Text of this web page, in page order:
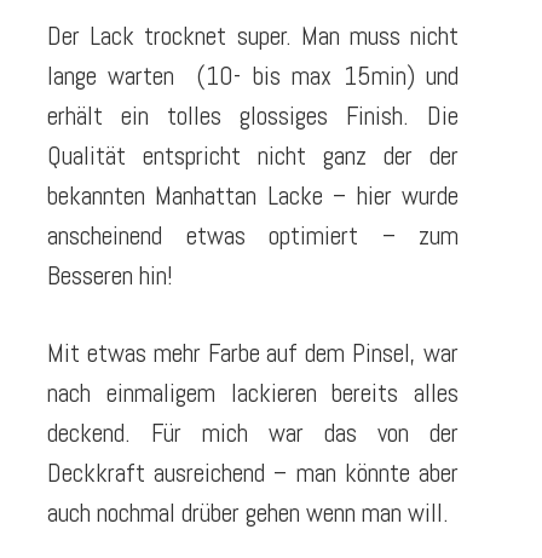
Der Lack trocknet super. Man muss nicht
lange warten (10- bis max 15min) und
erhält ein tolles glossiges Finish. Die
Qualität entspricht nicht ganz der der
bekannten Manhattan Lacke – hier wurde
anscheinend etwas optimiert – zum
Besseren hin!
Mit etwas mehr Farbe auf dem Pinsel, war
nach einmaligem lackieren bereits alles
deckend. Für mich war das von der
Deckkraft ausreichend – man könnte aber
auch nochmal drüber gehen wenn man will.